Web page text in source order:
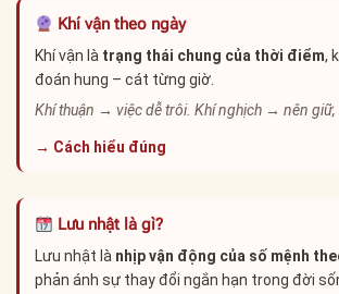
Khí vận theo ngày
Khí vận là trạng thái chung của thời điểm,
đoán hung – cát từng giờ.
Khí thuận → việc dễ trôi. Khí nghịch → nên giữ,
→ Cách hiểu đúng
Lưu nhật là gì?
Lưu nhật là nhịp vận động của số mệnh
phản ánh sự thay đổi ngắn hạn trong đời